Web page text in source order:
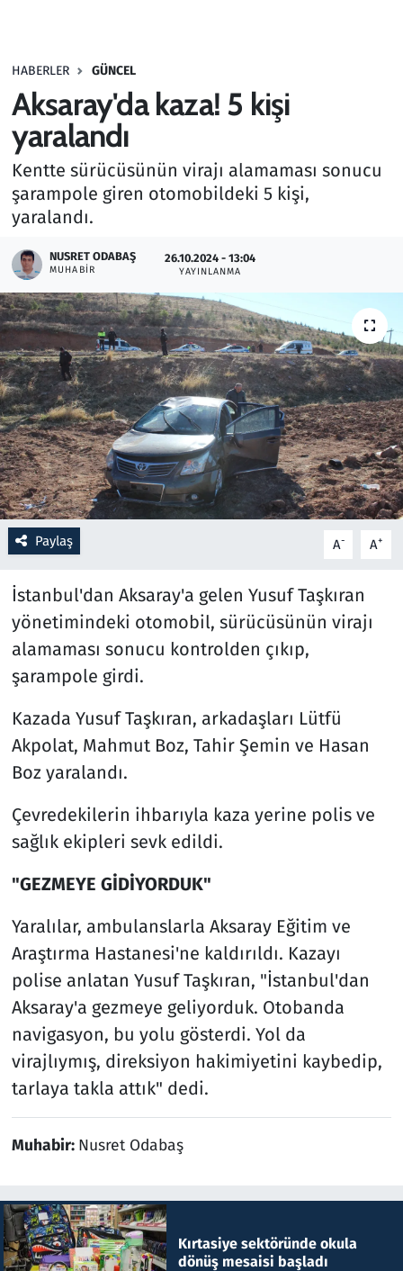
HABERLER GÜNCEL
Aksaray'da kaza! 5 kişi
yaralandı
Kentte sürücüsünün virajı alamaması sonucu
şarampole giren otomobildeki 5 kişi,
yaralandı.
NUSRET ODABAŞ
MUHABIR
26.10.2024 - 13:04
YAYINLANMA
Paylaş A- A+
İstanbul'dan Aksaray'a gelen Yusuf Taşkıran
yönetimindeki otomobil, sürücüsünün virajı
alamaması sonucu kontrolden çıkıp,
şarampole girdi.
Kazada Yusuf Taşkıran, arkadaşları Lütfü
Akpolat, Mahmut Boz, Tahir Şemin ve Hasan
Boz yaralandı.
Çevredekilerin ihbarıyla kaza yerine polis ve
sağlık ekipleri sevk edildi.
"GEZMEYE GİDİYORDUK"
Yaralılar, ambulanslarla Aksaray Eğitim ve
Araştırma Hastanesi'ne kaldırıldı. Kazayı
polise anlatan Yusuf Taşkıran, "İstanbul'dan
Aksaray'a gezmeye geliyorduk. Otobanda
navigasyon, bu yolu gösterdi. Yol da
virajlıymış, direksiyon hakimiyetini kaybedip,
tarlaya takla attık" dedi.
Muhabir: Nusret Odabaş
Kırtasiye sektöründe okula
dönüş mesaisi başladı
Haber
Kültür Sanat
Kurumsal Haberler
Lezzet Durağı
Memur ve Kamu
Otomobil
Oyun
Ramazan
Resmi İlanlar
Rüya Tabirleri
Sağlık
Seçim 2023
Spor
Teknoloji ve Bilim
Televizyon